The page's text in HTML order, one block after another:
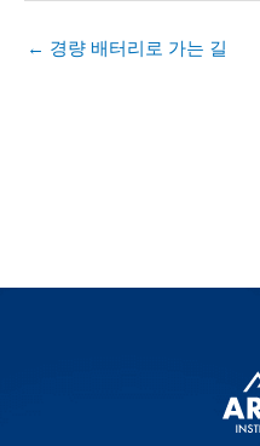
← 경량 배터리로 가는 길